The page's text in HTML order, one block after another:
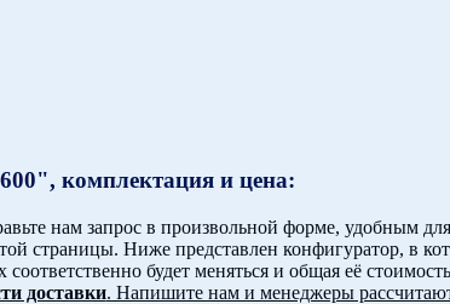
комплектация и цена:
нам запрос в произвольной форме, удобным
страницы. Ниже представлен конфигуратор, в
будет меняться и общая её
доставки. Напишите нам и менеджеры